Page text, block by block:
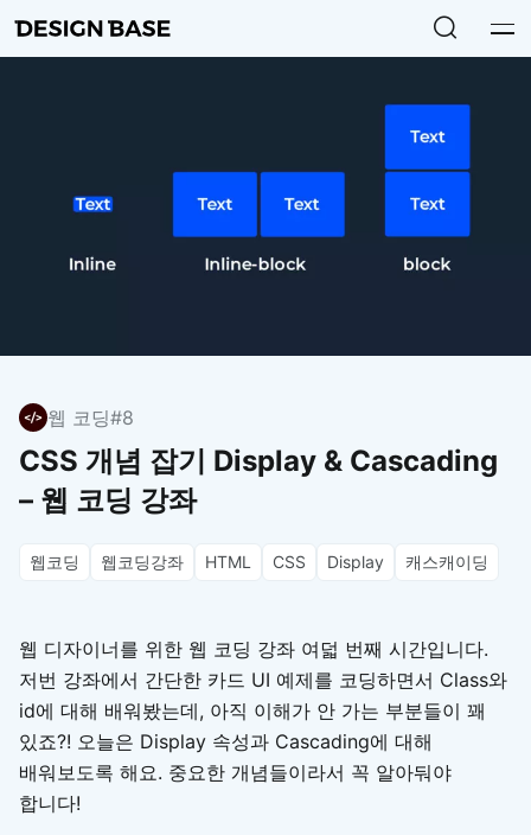
웹 코딩#8
CSS 개념 잡기 Display & Cascading
– 웹 코딩 강좌
웹코딩 웹코딩강좌 HTML CSS Display 캐스캐이딩
웹 디자이너를 위한 웹 코딩 강좌 여덟 번째 시간입니다.
저번 강좌에서 간단한 카드 UI 예제를 코딩하면서 Class와
id에 대해 배워봤는데, 아직 이해가 안 가는 부분들이 꽤
있죠?! 오늘은 Display 속성과 Cascading에 대해
배워보도록 해요. 중요한 개념들이라서 꼭 알아둬야
합니다!